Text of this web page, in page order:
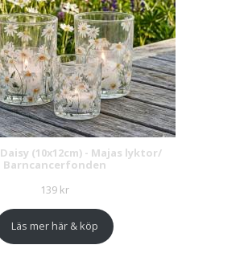
(10x12cm) - Majas lyktor/
Barncancerfonden
139 kr
Läs mer här & köp